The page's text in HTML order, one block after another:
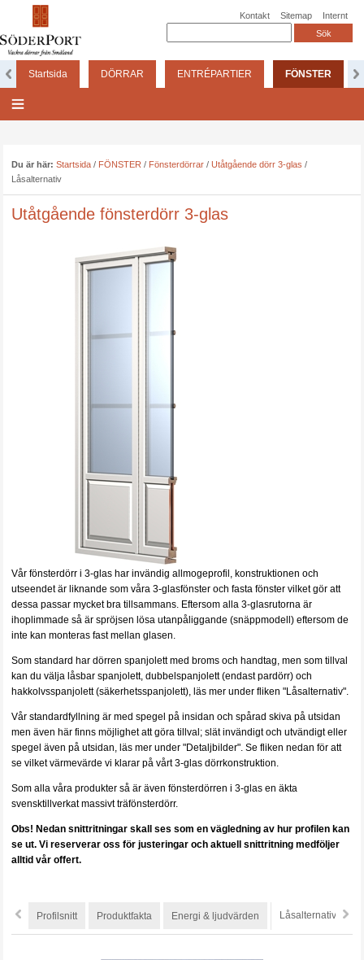
Kontakt Sitemap Internt
Startsida DÖRRAR ENTRÉPARTIER FÖNSTER
Du är här: Startsida / FÖNSTER / Fönsterdörrar /Utåtgående dörr 3-glas /
Låsalternativ
Utåtgående fönsterdörr 3-glas
Vår fönsterdörr i 3-glas har invändig allmogeprofil, konstruktionen och
utseendet är liknande som våra 3-glasfönster och fasta fönster vilket gör att
dessa passar mycket bra tillsammans. Eftersom alla 3-glasrutorna är
ihoplimmade så är spröjsen lösa utanpåliggande (snäppmodell) eftersom de
inte kan monteras fast mellan glasen.
Som standard har dörren spanjolett med broms och handtag, men som tillval
kan du välja låsbar spanjolett, dubbelspanjolett (endast pardörr) och
hakkolvsspanjolett (säkerhetsspanjolett), läs mer under fliken "Låsalternativ".
Vår standardfyllning är med spegel på insidan och spårad skiva på utsidan
men även här finns möjlighet att göra tillval; slät invändigt och utvändigt eller
spegel även på utsidan, läs mer under "Detaljbilder".Se fliken nedan för att
se vilket värmevärde vi klarar på vårt 3-glas dörrkonstruktion.
Som alla våra produkter så är även fönsterdörren i 3-glas en äkta
svensktillverkat massivt träfönsterdörr.
Obs! Nedan snittritningar skall ses som en vägledning av hur profilen kan
se ut.Vi reserverar oss för justeringar och aktuell snittritning medföljer
alltid vår offert.
Profilsnitt Produktfakta Energi & ljudvärden Låsalternativ